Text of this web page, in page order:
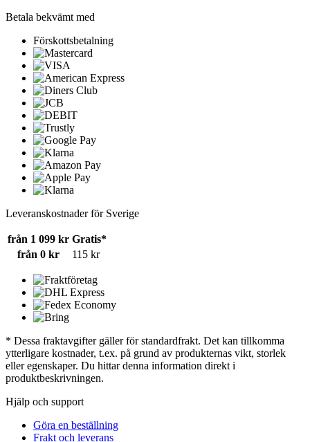
Betala bekvämt med
Förskottsbetalning
Leveranskostnader för Sverige
från 1 099 kr Gratis*
från 0 kr
115 kr
* Dessa fraktavgifter gäller för standardfrakt. Det kan tillkomma
ytterligare kostnader, t.ex. på grund av produkternas vikt, storlek
eller egenskaper. Du hittar denna information direkt i
produktbeskrivningen.
Hjälp och support
Göra en beställning
Frakt och leverans